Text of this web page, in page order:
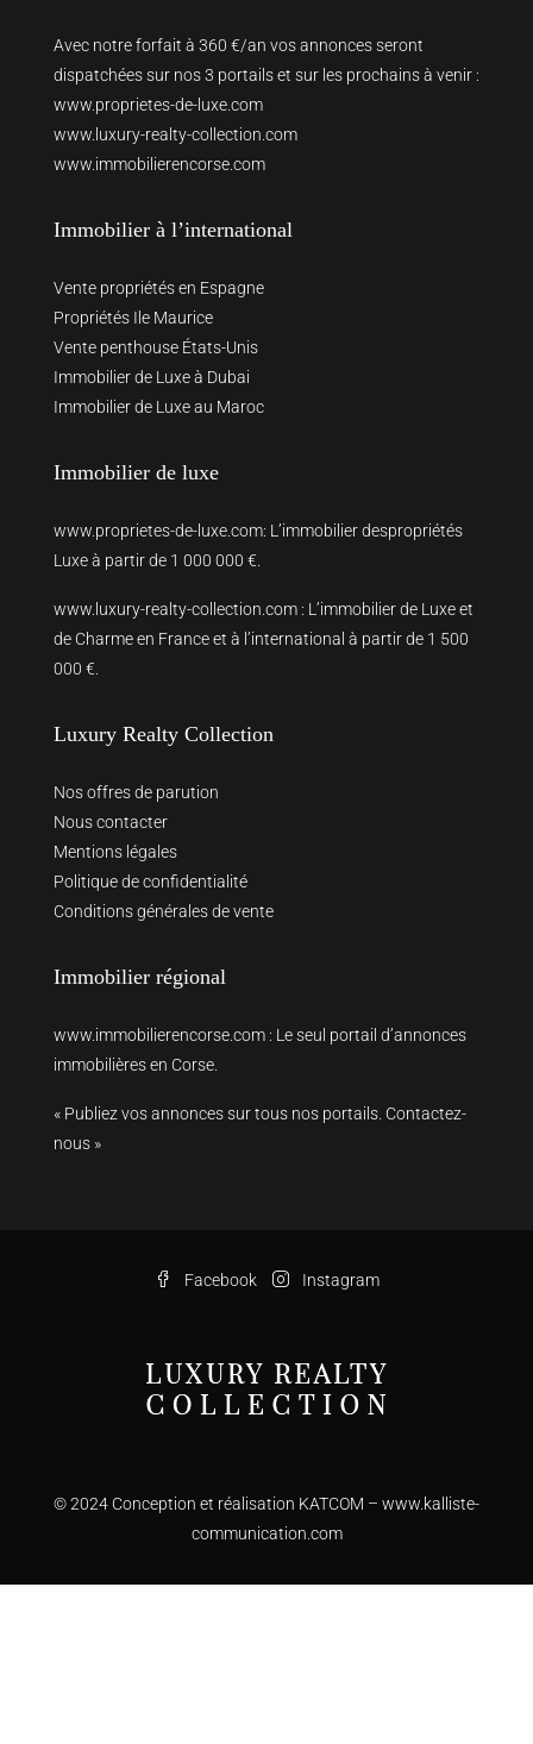
Avec notre forfait à 360 €/an vos annonces seront
dispatchées sur nos 3 portails et sur les prochains à venir :
www.proprietes-de-luxe.com
www.luxury-realty-collection.com
www.immobilierencorse.com
Immobilier à l’international
Vente propriétés en Espagne
Propriétés Ile Maurice
Vente penthouse États-Unis
Immobilier de Luxe à Dubai
Immobilier de Luxe au Maroc
Immobilier de luxe
www.proprietes-de-luxe.com: L’immobilier despropriétés
Luxe à partir de 1 000 000 €.
www.luxury-realty-collection.com : L’immobilier de Luxe et
de Charme en France et à l’international à partir de 1 500
000 €.
Luxury Realty Collection
Nos offres de parution
Nous contacter
Mentions légales
Politique de confidentialité
Conditions générales de vente
Immobilier régional
www.immobilierencorse.com : Le seul portail d’annonces
immobilières en Corse.
« Publiez vos annonces sur tous nos portails. Contactez-
nous »
Facebook Instagram
© 2024 Conception et réalisation KATCOM – www.kalliste-
communication.com